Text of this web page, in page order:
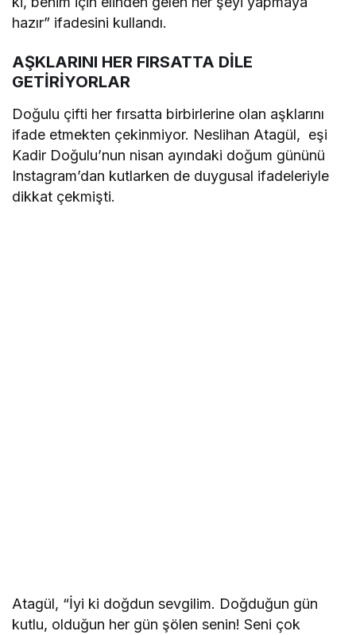
hazır” ifadesini kullandı.
AŞKLARINI HER FIRSATTA DİLE
GETİRİYORLAR
Doğulu çifti her fırsatta birbirlerine olan aşklarını
ifade etmekten çekinmiyor. Neslihan Atagül, eşi
Kadir Doğulu’nun nisan ayındaki doğum gününü
Instagram’dan kutlarken de duygusal ifadeleriyle
dikkat çekmişti.
Atagül, “İyi ki doğdun sevgilim. Doğduğun gün
kutlu, olduğun her gün şölen senin! Seni çok